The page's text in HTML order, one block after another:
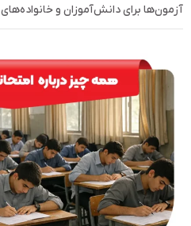
آزمون‌ها برای دانش‌آموزان و خانواده‌های